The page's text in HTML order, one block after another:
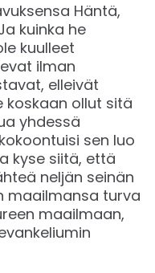
Häntä,
kuinka he
kuulleet
ilman
elleivät
koskaan ollut sitä
yhdessä
sen luo
kyse siitä, että
neljän seinän
maailmansa turva
maailmaan,